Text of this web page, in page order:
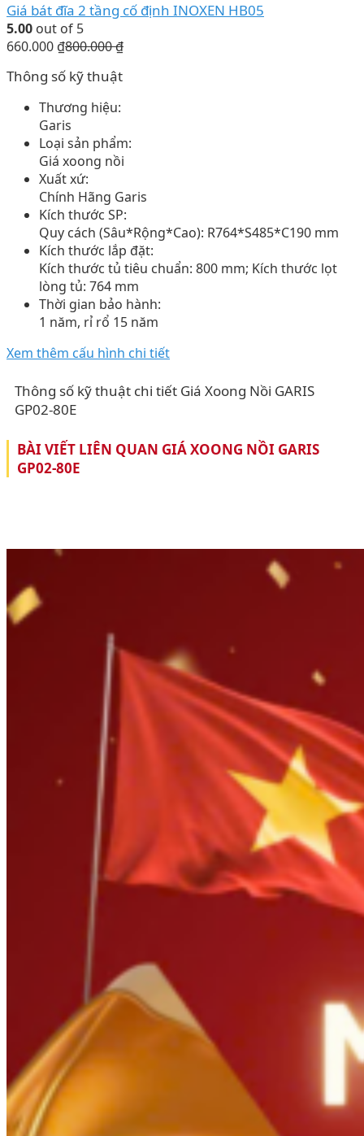
Giá bát đĩa 2 tầng cố định INOXEN HB05
5.00 out of 5
660.000 ₫800.000₫
Thông số kỹ thuật
Thương hiệu:
Garis
Loại sản phẩm:
Giá xoong nồi
Xuất xứ:
Chính Hãng Garis
Kích thước SP:
Quy cách (Sâu*Rộng*Cao): R764*S485*C190 mm
Kích thước lắp đặt:
Kích thước tủ tiêu chuẩn: 800 mm; Kích thước lọt
lòng tủ: 764 mm
Thời gian bảo hành:
1 năm, rỉ rổ 15 năm
Xem thêm cấu hình chi tiết
Thông số kỹ thuật chi tiết Giá Xoong Nồi GARIS
GP02-80E
BÀI VIẾT LIÊN QUAN GIÁ XOONG NỒI GARIS
GP02-80E